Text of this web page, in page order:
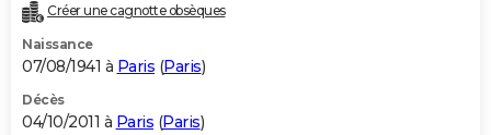
Créer une cagnotte obsèques
Naissance
07/08/1941 à Paris (Paris)
Décès
04/10/2011 à Paris (Paris)